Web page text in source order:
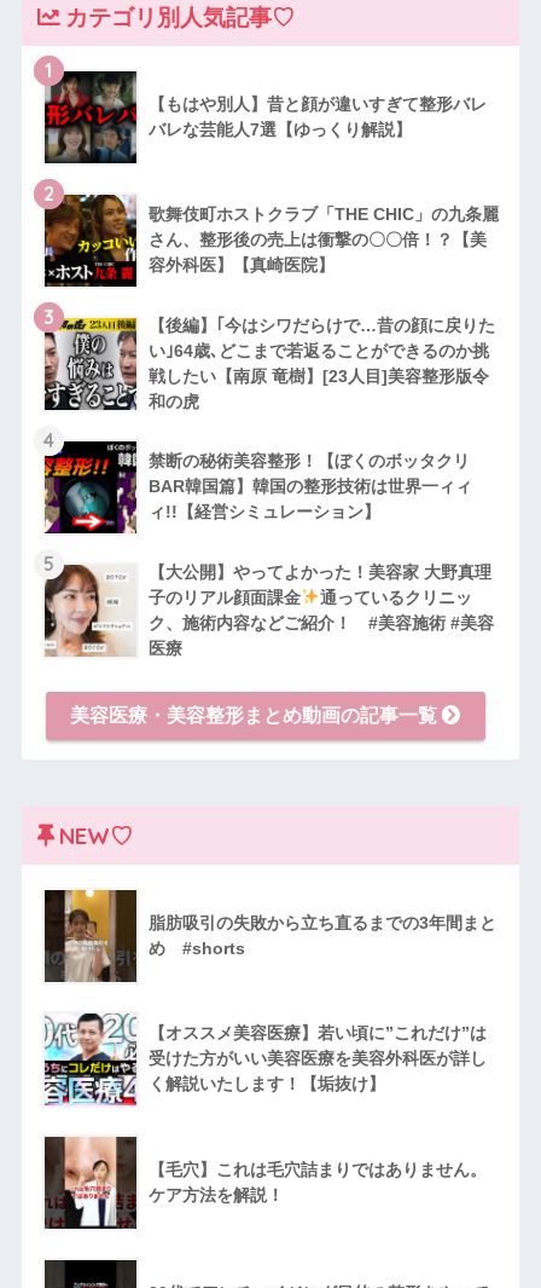
カテゴリ別人気記事♡
1
【もはや別人】昔と顔が違いすぎて整形バレ
バレな芸能人7選【ゆっくり解説】
2
歌舞伎町ホストクラブ「THE CHIC」の九条麗
さん、整形後の売上は衝撃の〇〇倍！？【美
容外科医】【真崎医院】
3
【後編】｢今はシワだらけで…昔の顔に戻りた
い｣64歳､どこまで若返ることができるのか挑
戦したい【南原 竜樹】[23人目]美容整形版令
和の虎
4
禁断の秘術美容整形！【ぼくのボッタクリ
BAR韓国篇】韓国の整形技術は世界一ィィ
ィ!!【経営シミュレーション】
5
【大公開】やってよかった！美容家 大野真理
子のリアル顔面課金
通っているクリニッ
ク、施術内容などご紹介！ #美容施術 #美容
医療
美容医療・美容整形まとめ動画の記事一覧
NEW♡
脂肪吸引の失敗から立ち直るまでの3年間まと
め #shorts
【オススメ美容医療】若い頃に”これだけ”は
受けた方がいい美容医療を美容外科医が詳し
く解説いたします！【垢抜け】
【毛穴】これは毛穴詰まりではありません。
ケア方法を解説！